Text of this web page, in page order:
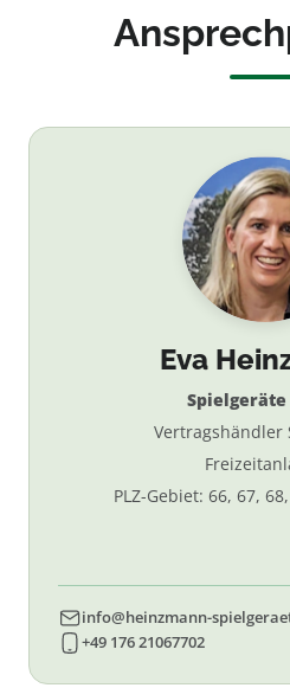
Eva
Spielgeräte
Vertragshändler
PLZ-Gebiet: 66, 67,
info@heinzmann-
+49 176 21067702